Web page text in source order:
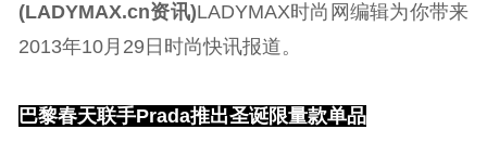
(LADYMAX.cn资讯)LADYMAX时尚网编辑为你带来
2013年10月29日时尚快讯报道。
巴黎春天联手Prada推出圣诞限量款单品